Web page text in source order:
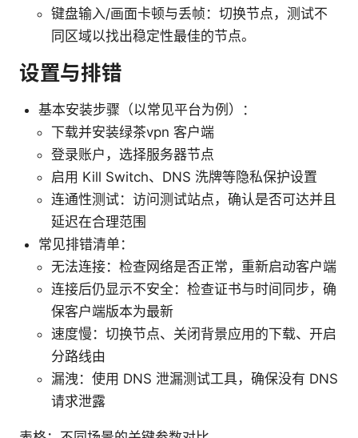
键盘输入/画面卡顿与丢帧：切换节点，测试不
同区域以找出稳定性最佳的节点。
设置与排错
基本安装步骤（以常见平台为例）：
下载并安装绿茶vpn 客户端
登录账户，选择服务器节点
启用 Kill Switch、DNS 洗牌等隐私保护设置
连通性测试：访问测试站点，确认是否可达并且
延迟在合理范围
常见排错清单：
无法连接：检查网络是否正常，重新启动客户端
连接后仍显示不安全：检查证书与时间同步，确
保客户端版本为最新
速度慢：切换节点、关闭背景应用的下载、开启
分路线由
漏洩：使用 DNS 泄漏测试工具，确保没有 DNS
请求泄露